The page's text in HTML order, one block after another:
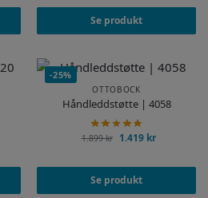
Se produkt
-25%
OTTOBOCK
Håndleddstøtte | 4058
1.899kr 1.419 kr
Se produkt